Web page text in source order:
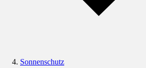
Sonnenschutz